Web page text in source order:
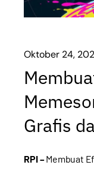
Oktober 24,
Grafis
RPI –Membuat